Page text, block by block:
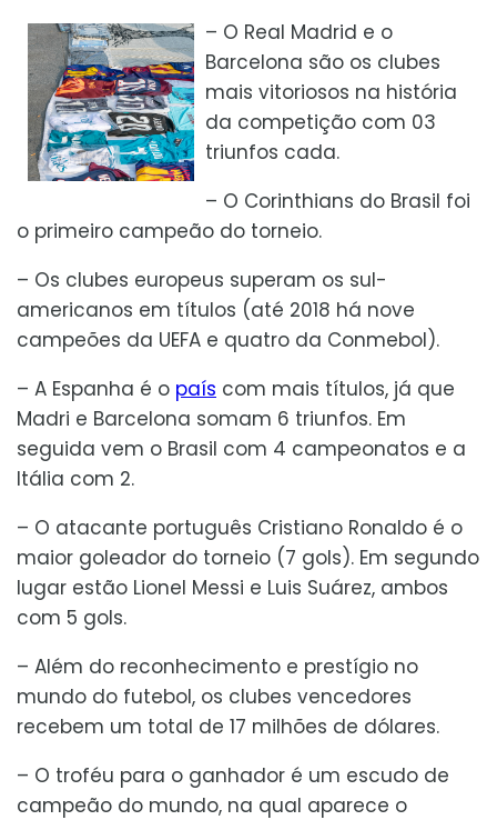
– O Real Madrid e o
Barcelona são os clubes
mais vitoriosos na história
da competição com 03
triunfos cada.
– O Corinthians do Brasil foi
o primeiro campeão do torneio.
– Os clubes europeus superam os sul-
americanos em títulos (até 2018 há nove
campeões da UEFA e quatro da Conmebol).
– A Espanha é o país com mais títulos, já que
Madri e Barcelona somam 6 triunfos. Em
seguida vem o Brasil com 4 campeonatos e a
Itália com 2.
– O atacante português Cristiano Ronaldo é o
maior goleador do torneio (7 gols). Em segundo
lugar estão Lionel Messi e Luis Suárez, ambos
com 5 gols.
– Além do reconhecimento e prestígio no
mundo do futebol, os clubes vencedores
recebem um total de 17 milhões de dólares.
– O troféu para o ganhador é um escudo de
campeão do mundo, na qual aparece o